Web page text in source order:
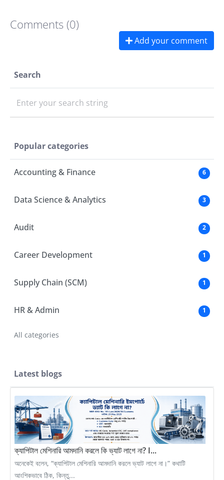
Comments (0)
Add your comment
Search
Enter your search string
Popular categories
Accounting & Finance 6
Data Science & Analytics 3
Audit 2
Career Development 1
Supply Chain (SCM) 1
HR & Admin 1
All categories
Latest blogs
ক্যাপিটাল মেশিনারি আমদানি করলে কি ভ্যাট লাগে না? I...
অনেকেই বলেন, “ক্যাপিটাল মেশিনারি আমদানি করলে ভ্যাট লাগে না।” কথাটি
আংশিকভাবে ঠিক, কিন্তু...